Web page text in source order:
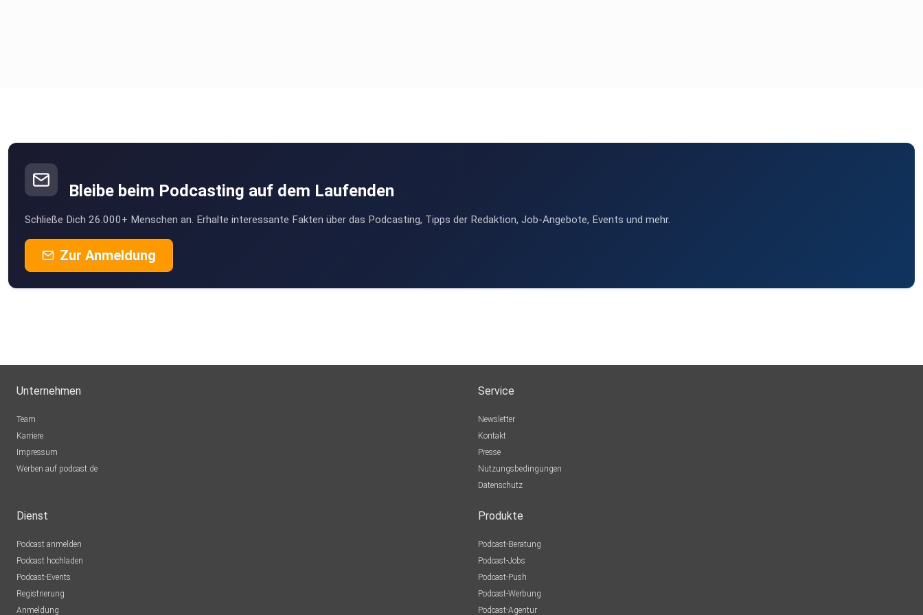
Bleibe beim Podcasting auf dem Laufenden
Schließe Dich 26.000+ Menschen an. Erhalte interessante Fakten über das Podcasting, Tipps der Redaktion, Job-Angebote, Events und mehr.
Zur Anmeldung
Unternehmen
Team
Karriere
Impressum
Werben auf podcast.de
Service
Newsletter
Kontakt
Presse
Nutzungsbedingungen
Datenschutz
Dienst
Podcast anmelden
Podcast hochladen
Podcast-Events
Registrierung
Anmeldung
Produkte
Podcast-Beratung
Podcast-Jobs
Podcast-Push
Podcast-Werbung
Podcast-Agentur